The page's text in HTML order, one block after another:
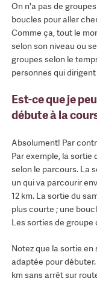
On n'a pas de
boucles pour aller
Comme ça, tout le
selon son niveau ou
groupes selon le
personnes qui
Est-ce que je
débute à la
Absolument! Par
Par exemple, la sortie
selon le parcours. La
un qui va parcourir
12 km. La sortie du
plus courte ; une
Les sorties de groupe
Notez que la sortie
adaptée pour
km sans arrêt sur